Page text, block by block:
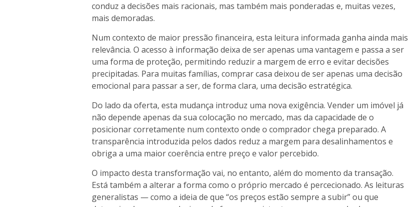
conduz a decisões mais racionais, mas também mais ponderadas e, muitas vezes,
mais demoradas.
Num contexto de maior pressão financeira, esta leitura informada ganha ainda mais
relevância. O acesso à informação deixa de ser apenas uma vantagem e passa a ser
uma forma de proteção, permitindo reduzir a margem de erro e evitar decisões
precipitadas. Para muitas famílias, comprar casa deixou de ser apenas uma decisão
emocional para passar a ser, de forma clara, uma decisão estratégica.
Do lado da oferta, esta mudança introduz uma nova exigência. Vender um imóvel já
não depende apenas da sua colocação no mercado, mas da capacidade de o
posicionar corretamente num contexto onde o comprador chega preparado. A
transparência introduzida pelos dados reduz a margem para desalinhamentos e
obriga a uma maior coerência entre preço e valor percebido.
O impacto desta transformação vai, no entanto, além do momento da transação.
Está também a alterar a forma como o próprio mercado é percecionado. As leituras
generalistas — como a ideia de que “os preços estão sempre a subir” ou que